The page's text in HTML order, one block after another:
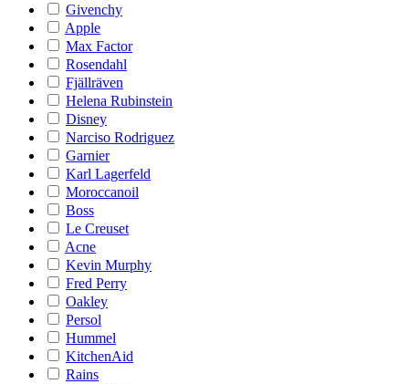
Givenchy
Apple
Max Factor
Rosendahl
Fjällräven
Helena Rubinstein
Disney
Narciso Rodriguez
Garnier
Karl Lagerfeld
Moroccanoil
Boss
Le Creuset
Acne
Kevin Murphy
Fred Perry
Oakley
Persol
Hummel
KitchenAid
Rains